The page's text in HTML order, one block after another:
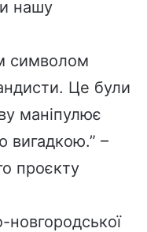
нашу
символом
Це були
маніпулює
вигадкою.” –
проєкту